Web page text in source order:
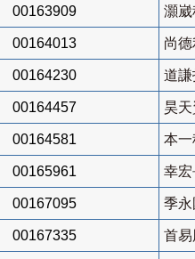
00163909 灝崴
00164013 尚
00164230 道謙
00164457 昊
00164581 本一
00165961 幸宏
00167095 季永
00167335 首易